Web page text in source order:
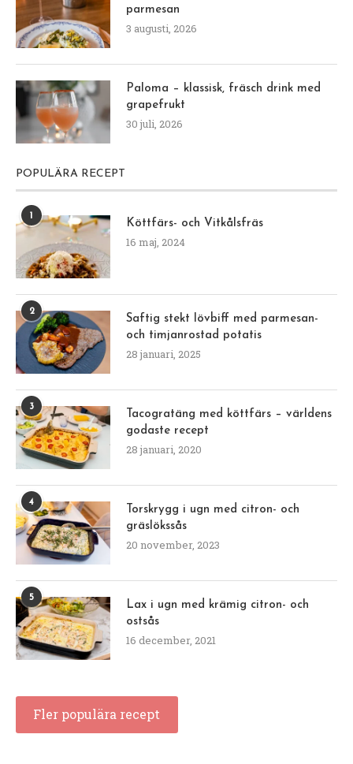
parmesan
3 augusti, 2026
Paloma – klassisk, fräsch drink med
grapefrukt
30 juli, 2026
POPULÄRA RECEPT
Köttfärs- och Vitkålsfräs
16 maj, 2024
2
Saftig stekt lövbiff med parmesan-
och timjanrostad potatis
28 januari, 2025
3
Tacogratäng med köttfärs – världens
godaste recept
28 januari, 2020
4
Torskrygg i ugn med citron- och
gräslökssås
20 november, 2023
5
Lax i ugn med krämig citron- och
ostsås
16 december, 2021
Fler populära recept